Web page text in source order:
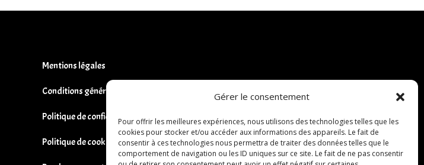
Gérer le consentement
Pour offrir les meilleures expériences, nous utilisons des technologies telles que les
cookies pour stocker et/ou accéder aux informations des appareils. Le fait de
consentir à ces technologies nous permettra de traiter des données telles que le
comportement de navigation ou les ID uniques sur ce site. Le fait de ne pas consentir
Mentions légales
Conditions générales de vente
Politique de confidentialité
Politique de cookies